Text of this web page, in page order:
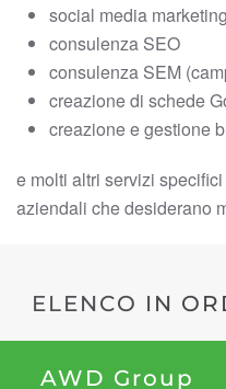
social media marketing
consulenza SEO
consulenza SEM
creazione di schede
creazione e gestione
e molti altri servizi
aziendali che desiderano
ELENCO IN
AWD Group